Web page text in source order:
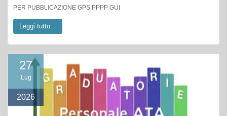
PER PUBBLICAZIONE GPS PPPP GUI
Leggi tutto...
27
Lug
2026